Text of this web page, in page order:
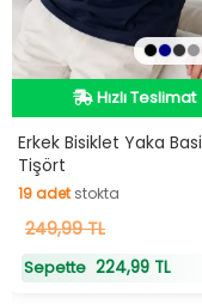
Hızlı Teslimat
Hızlı Teslimat
Erkek Bisiklet Yaka
Tişört
19adetstokta
19adetstokta
249,99 TL
Sepette 224,99 TL